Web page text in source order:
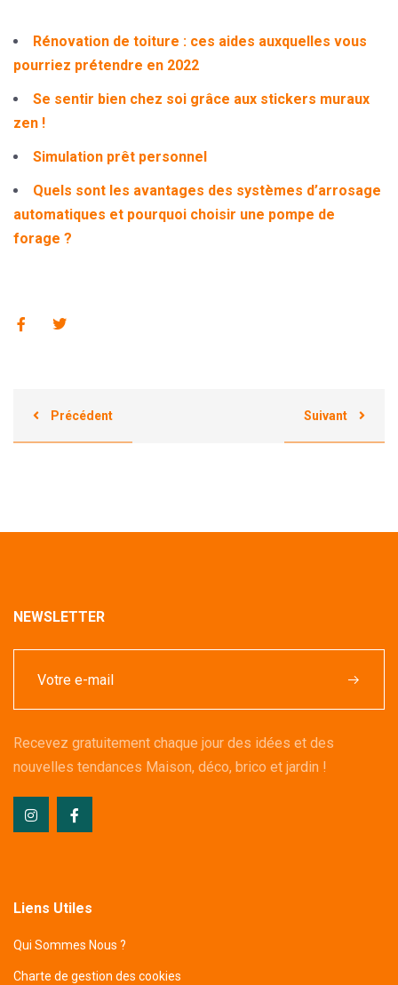
Rénovation de toiture : ces aides auxquelles vous
pourriez prétendre en 2022
Se sentir bien chez soi grâce aux stickers muraux
zen !
Simulation prêt personnel
Quels sont les avantages des systèmes d’arrosage
automatiques et pourquoi choisir une pompe de
forage ?
Précédent Suivant
NEWSLETTER
Recevez gratuitement chaque jour des idées et des
nouvelles tendances Maison, déco, brico et jardin !
Liens Utiles
Qui Sommes Nous ?
Charte de gestion des cookies